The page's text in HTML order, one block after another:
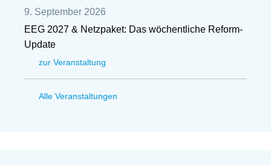
9. September 2026
EEG 2027 & Netzpaket: Das wöchentliche Reform-
Update
zur Veranstaltung
Alle Veranstaltungen